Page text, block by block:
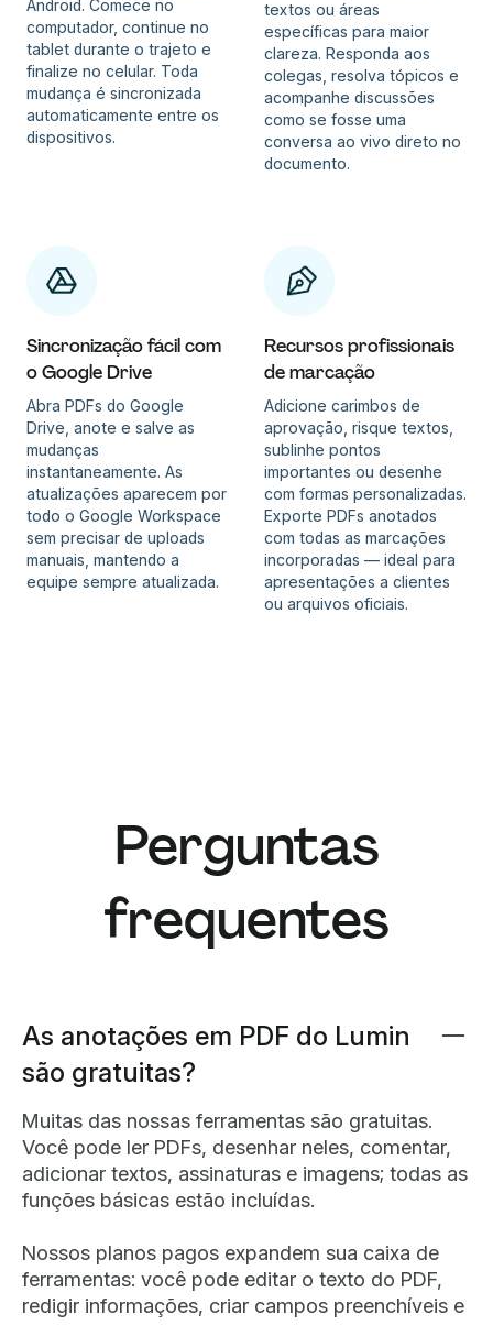
Android. Comece no
computador, continue no
tablet durante o trajeto e
finalize no celular. Toda
mudança é sincronizada
automaticamente entre os
dispositivos.
textos ou áreas
específicas para maior
clareza. Responda aos
colegas, resolva tópicos e
acompanhe discussões
como se fosse uma
conversa ao vivo direto no
documento.
Sincronização fácil com
o Google Drive
Abra PDFs do Google
Drive, anote e salve as
mudanças
instantaneamente. As
atualizações aparecem por
todo o Google Workspace
sem precisar de uploads
manuais, mantendo a
equipe sempre atualizada.
Recursos profissionais
de marcação
Adicione carimbos de
aprovação, risque textos,
sublinhe pontos
importantes ou desenhe
com formas personalizadas.
Exporte PDFs anotados
com todas as marcações
incorporadas — ideal para
apresentações a clientes
ou arquivos oficiais.
Perguntas
frequentes
As anotações em PDF do Lumin
são gratuitas?
Muitas das nossas ferramentas são gratuitas.
Você pode ler PDFs, desenhar neles, comentar,
adicionar textos, assinaturas e imagens; todas as
funções básicas estão incluídas.
Nossos planos pagos expandem sua caixa de
ferramentas: você pode editar o texto do PDF,
redigir informações, criar campos preenchíveis e